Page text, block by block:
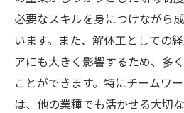
必要なスキルを身につけながら
います。また、解体工としての
アにも大きく影響するため、多
ことができます。特にチームワ
は、他の業種でも活かせる大切